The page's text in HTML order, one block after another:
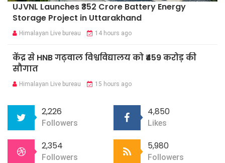
UJVNL Launches ₹352 Crore Battery Energy
Storage Project in Uttarakhand
Himalayan Live bureau 14 hours ago
केंद्र से HNB गढ़वाल विश्वविद्यालय को ₹459 करोड़ की
सौगात
Himalayan Live bureau 15 hours ago
2,226
Followers
4,850
Likes
2,354
Followers
5,980
Followers